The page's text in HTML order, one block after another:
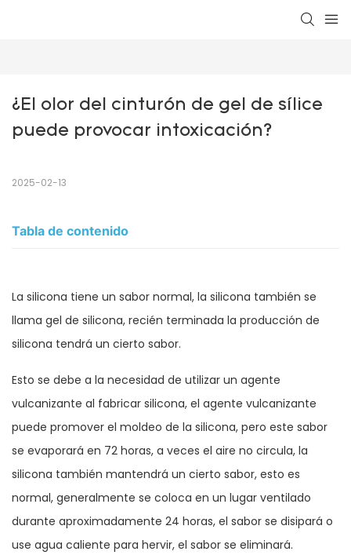
¿El olor del cinturón de gel de sílice
puede provocar intoxicación?
2025-02-13
Tabla de contenido
La silicona tiene un sabor normal, la silicona también se
llama gel de silicona, recién terminada la producción de
silicona tendrá un cierto sabor.
Esto se debe a la necesidad de utilizar un agente
vulcanizante al fabricar silicona, el agente vulcanizante
puede promover el moldeo de la silicona, pero este sabor
se evaporará en 72 horas, a veces el aire no circula, la
silicona también mantendrá un cierto sabor, esto es
normal, generalmente se coloca en un lugar ventilado
durante aproximadamente 24 horas, el sabor se disipará o
use agua caliente para hervir, el sabor se eliminará.